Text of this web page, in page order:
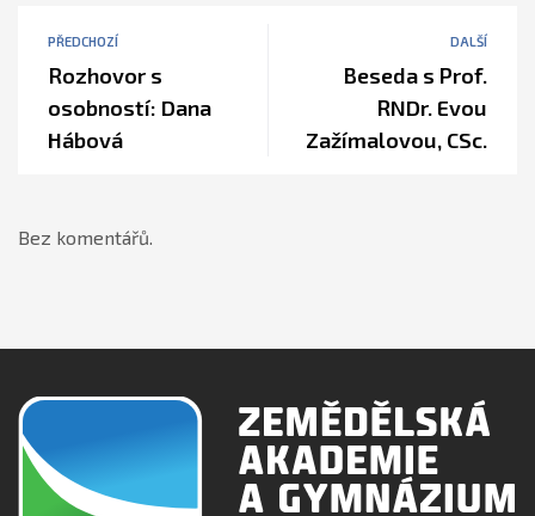
PŘEDCHOZÍ
Rozhovor s
osobností: Dana
Hábová
DALŠÍ
Beseda s Prof.
RNDr. Evou
Zažímalovou, CSc.
Bez komentářů.